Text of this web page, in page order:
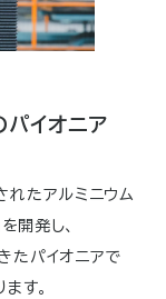
イオニア
れたアルミニウム
を開発し、
たパイオニアで
す。